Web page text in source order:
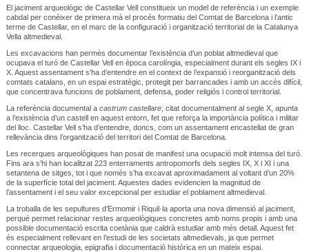
El jaciment arqueològic de Castellar Vell constitueix un model de referència i un exemple
cabdal per conèixer de primera mà el procés formatiu del Comtat de Barcelona i l’antic
terme de Castellar, en el marc de la configuració i organització territorial de la Catalunya
Vella altmedieval.
Les excavacions han permès documentar l’existència d’un poblat altmedieval que
ocupava el turó de Castellar Vell en època carolíngia, especialment durant els segles IX i
X. Aquest assentament s’ha d’entendre en el context de l’expansió i reorganització dels
comtats catalans, en un espai estratègic, protegit per barrancades i amb un accés difícil,
que concentrava funcions de poblament, defensa, poder religiós i control territorial.
La referència documental a castrum castellare, citat documentalment al segle X, apunta
a l’existència d’un castell en aquest entorn, fet que reforça la importància política i militar
del lloc. Castellar Vell s’ha d’entendre, doncs, com un assentament encastellat de gran
rellevància dins l’organització del territori del Comtat de Barcelona.
Les recerques arqueològiques han posat de manifest una ocupació molt intensa del turó.
Fins ara s’hi han localitzat 223 enterraments antropomorfs dels segles IX, X i XI i una
setantena de sitges, tot i que només s’ha excavat aproximadament al voltant d’un 20%
de la superfície total del jaciment. Aquestes dades evidencien la magnitud de
l’assentament i el seu valor excepcional per estudiar el poblament altmedieval.
La troballa de les sepultures d’Ermomir i Riquil·la aporta una nova dimensió al jaciment,
perquè permet relacionar restes arqueològiques concretes amb noms propis i amb una
possible documentació escrita coetània que caldrà estudiar amb més detall. Aquest fet
és especialment rellevant en l’estudi de les societats altmedievals, ja que permet
connectar arqueologia, epigrafia i documentació històrica en un mateix espai.